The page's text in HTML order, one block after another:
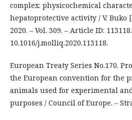
complex: physicochemical
hepatoprotective activity / V. Buko
2020. – Vol. 309. – Article ID:
10.1016/j.molliq.2020.113118.
European Treaty Series No.170.
the European convention for the
animals used for experimental
purposes / Council of Europe. –